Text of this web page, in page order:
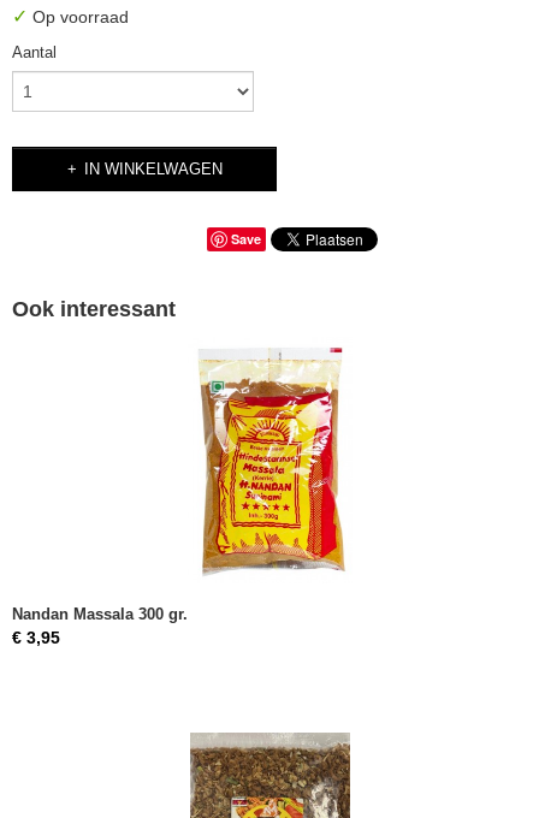
✓ Op voorraad
Aantal
IN WINKELWAGEN
Save
Ook interessant
Nandan Massala 300 gr.
€ 3,95